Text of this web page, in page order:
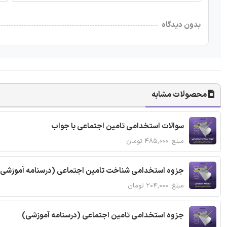
بدون دیدگاه
محصولات مشابه
سوالات استخدامی تامین اجتماعی با جواب
مبلغ: ۴۸۵,۰۰۰ تومان
جزوه استخدامی شناخت تامین اجتماعی (درسنامه
مبلغ: ۲۰۴,۰۰۰ تومان
جزوه استخدامی تامین اجتماعی (درسنامه آموزشی)